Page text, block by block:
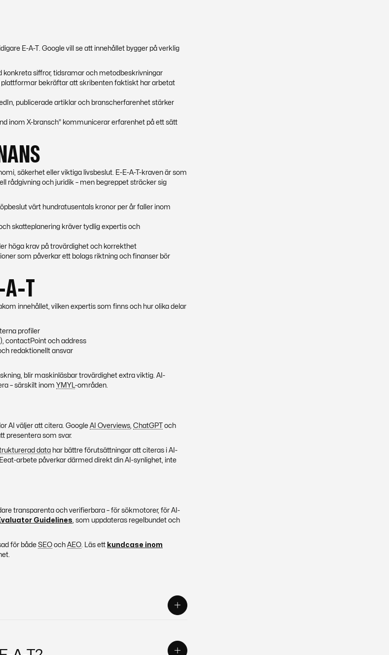
E-A-T. Google vill se att innehållet bygger på verklig
konkreta siffror, tidsramar och metodbeskrivningar
plattformar bekräftar att skribenten faktiskt har arbetat
publicerade artiklar och branscherfarenhet stärker
inom X-bransch” kommunicerar erfarenhet på ett sätt
säkerhet eller viktiga livsbeslut. E-E-A-T-kraven är som
rådgivning och juridik – men begreppet sträcker sig
värt hundratusentals kronor per år faller inom
skatteplanering kräver tydlig expertis och
höga krav på trovärdighet och korrekthet
som påverkar ett bolags riktning och finanser bör
A-T
innehållet, vilken expertis som finns och hur olika delar
profiler
contactPoint och address
redaktionellt ansvar
blir maskinläsbar trovärdighet extra viktig. AI-
– särskilt inom YMYL -områden.
AI väljer att citera. Google AI Overviews ChatGPT
och
presentera som svar.
data har bättre förutsättningar att citeras i AI-
arbete påverkar därmed direkt din AI-synlighet, inte
transparenta och verifierbara – för sökmotorer, för AI-
Guidelines , som uppdateras regelbundet och
för både SEO och AEO . Läs ett kundcase inom
ramverk för att bedöma trovärdigheten
väljs som källa i AI-svar. E-E-A-T är särskilt